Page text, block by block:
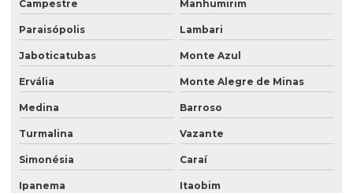
Campestre Manhumirim
Paraisópolis Lambari
Jaboticatubas Monte Azul
Ervália Monte Alegre de Minas
Medina Barroso
Turmalina Vazante
Simonésia Caraí
Ipanema Itaobim